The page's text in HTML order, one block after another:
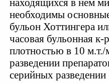
находящихся в нем
необходимы
бульон Хоттингера
часовая бульонная
плотностью в 10
разведении
серийных